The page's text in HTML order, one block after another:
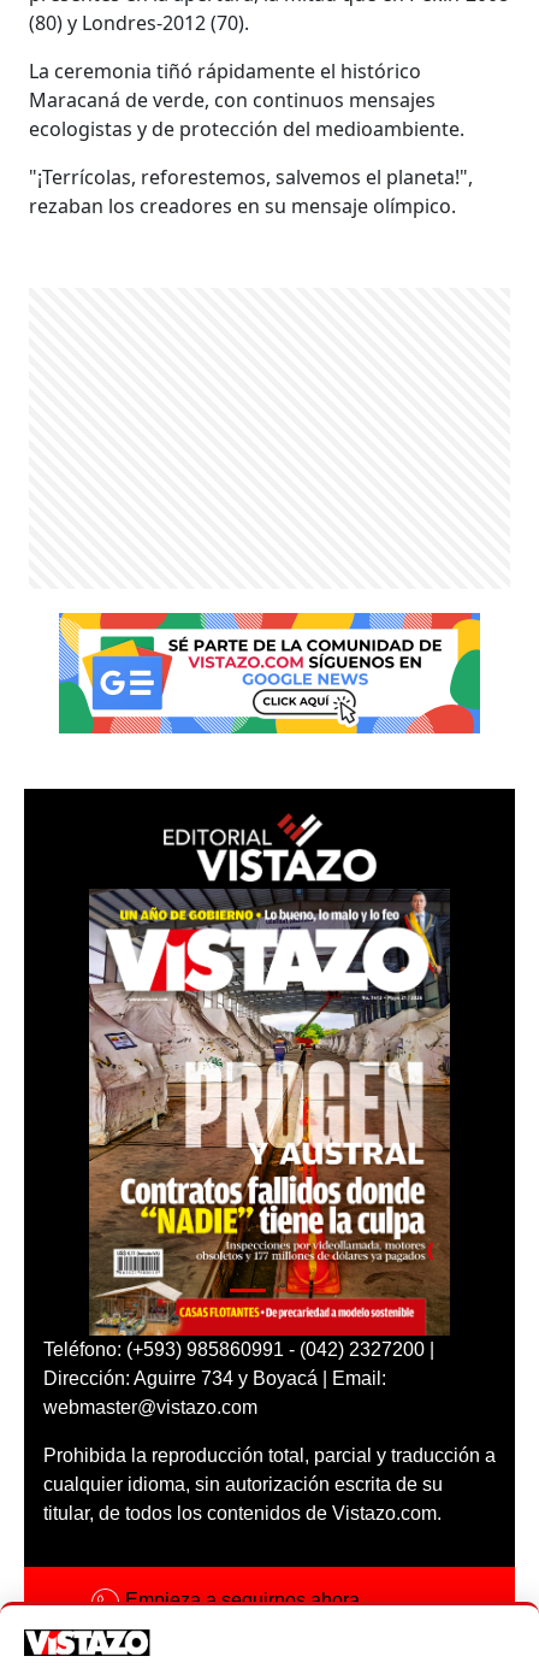
(80) y Londres-2012 (70).
La ceremonia tiñó rápidamente el histórico
Maracaná de verde, con continuos mensajes
ecologistas y de protección del medioambiente.
"¡Terrícolas, reforestemos, salvemos el planeta!",
rezaban los creadores en su mensaje olímpico.
Teléfono: (+593) 985860991 - (042) 2327200 |
Dirección: Aguirre 734 y Boyacá | Email:
webmaster@vistazo.com
Prohibida la reproducción total, parcial y traducción a
cualquier idioma, sin autorización escrita de su
titular, de todos los contenidos de Vistazo.com.
Empieza a seguirnos ahora